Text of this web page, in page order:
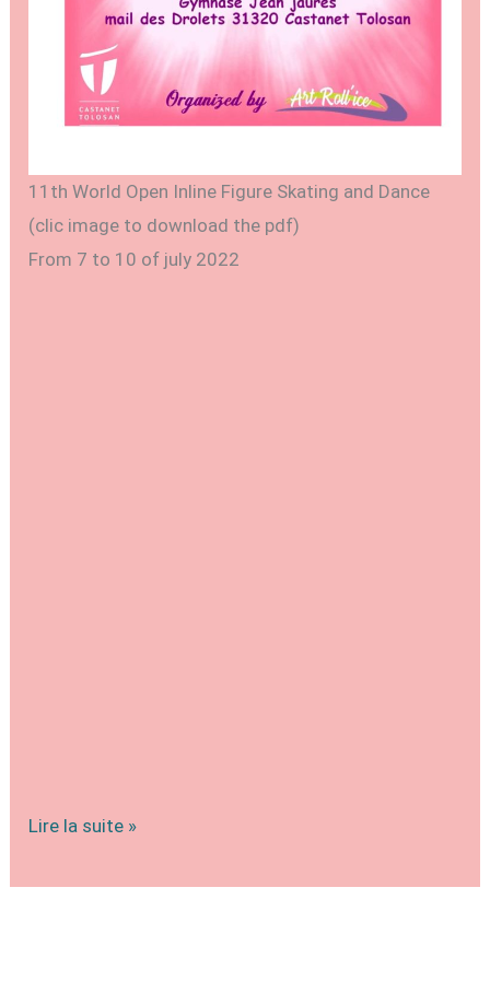
11th World Open Inline Figure Skating and Dance
(clic image to download the pdf)
From 7 to 10 of july 2022
Competition
Open
Lire la suite »